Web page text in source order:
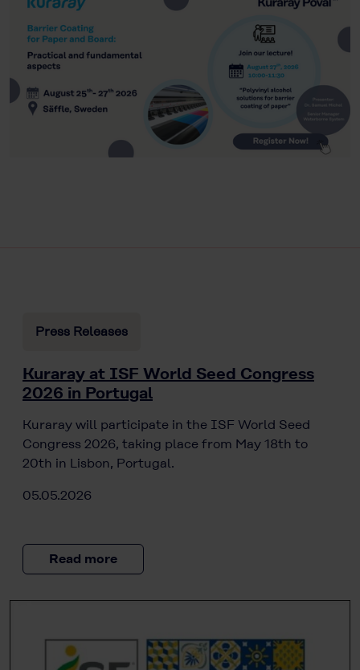
Press Releases
Kuraray at ISF World Seed Congress
2026 in Portugal
Kuraray will participate in the ISF World Seed
Congress 2026, taking place from May 18th to
20th in Lisbon, Portugal.
05.05.2026
Read more